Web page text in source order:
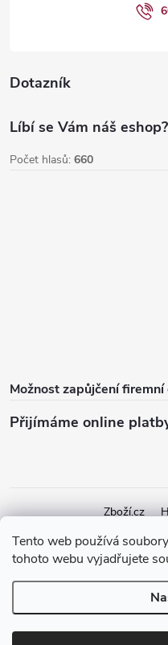
Tento web používá
tohoto webu vyjadřujete
Dotazník
Líbí se Vám náš eshop?
Počet hlasů: 660
Možnost zapůjčení firemní
Přijímáme online
Zboží.cz